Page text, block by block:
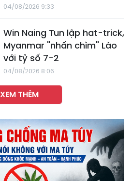
04/08/2026 9:33
Win Naing Tun lập hat-trick,
Myanmar "nhấn chìm" Lào
với tỷ số 7-2
04/08/2026 8:06
XEM THÊM